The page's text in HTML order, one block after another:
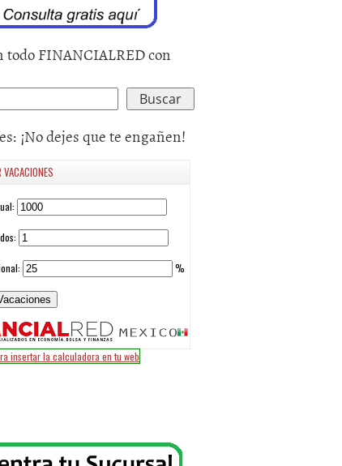
Modulos de PyME
Bancomer
31 julio, 2011|Alejandra
González
todo FINANCIALRED con
¡No dejes que te engañen!